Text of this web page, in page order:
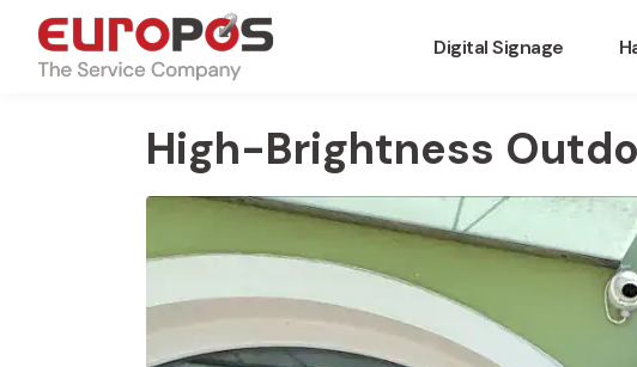
Digital Signage
High-Brightness